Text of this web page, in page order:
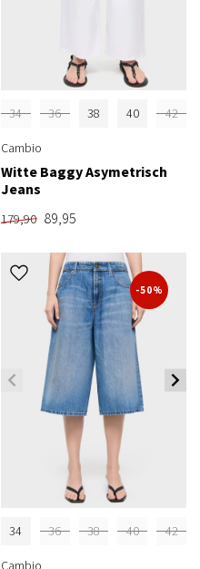
34 36 38 40 42
Cambio
Witte Baggy Asymetrisch
Jeans
179,90 89,95
-50%
34 36 38 40 42
Cambio